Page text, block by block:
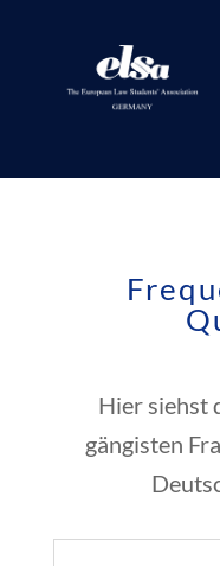
Hier siehst
gängisten